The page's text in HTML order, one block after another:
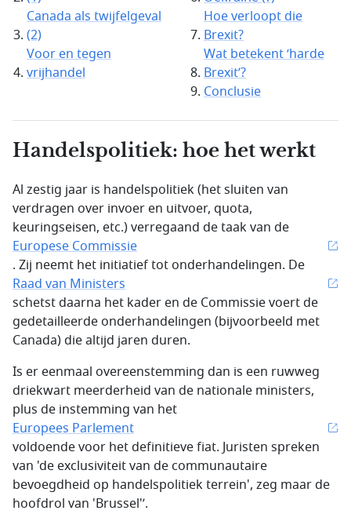
Canada als twijfelgeval
(2)
Voor en tegen
vrijhandel
Hoe verloopt die
Brexit?
Wat betekent ‘harde
Brexit’?
Conclusie
Handelspolitiek: hoe het werkt
Al zestig jaar is handelspolitiek (het sluiten van
verdragen over invoer en uitvoer, quota,
keuringseisen, etc.) verregaand de taak van de
Europese Commissie
. Zij neemt het initiatief tot onderhandelingen. De
Raad van Ministers
schetst daarna het kader en de Commissie voert de
gedetailleerde onderhandelingen (bijvoorbeeld met
Canada) die altijd jaren duren.
Is er eenmaal overeenstemming dan is een ruwweg
driekwart meerderheid van de nationale ministers,
plus de instemming van het
Europees Parlement
voldoende voor het definitieve fiat. Juristen spreken
van 'de exclusiviteit van de communautaire
bevoegdheid op handelspolitiek terrein', zeg maar de
hoofdrol van 'Brussel'’.